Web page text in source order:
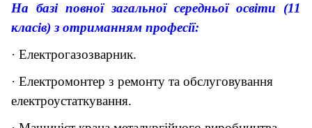
На базі повної загальної середньої освіти (11
класів) з отриманням професії:
· Електрогазозварник.
· Електромонтер з ремонту та обслуговування
електроустаткування.